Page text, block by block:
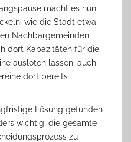
macht es nun
wie die Stadt etwa
Nachbargemeinden
dort Kapazitäten für die
ausloten lassen, auch
dort bereits
Lösung gefunden
wichtig, die gesamte
zu